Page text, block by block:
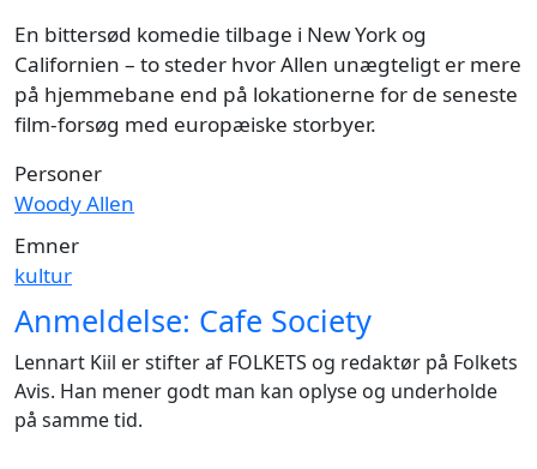
En bittersød komedie tilbage i New York og
Californien – to steder hvor Allen unægteligt er mere
på hjemmebane end på lokationerne for de seneste
film-forsøg med europæiske storbyer.
Personer
Woody Allen
Emner
kultur
Anmeldelse: Cafe Society
Lennart Kiil er stifter af FOLKETS og redaktør på Folkets
Avis. Han mener godt man kan oplyse og underholde
på samme tid.